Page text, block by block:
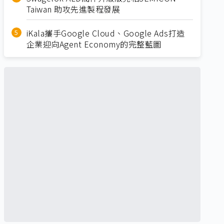
Taiwan 助攻先進製程發展
iKala攜手Google Cloud、Google Ads打造
企業迎向Agent Economy的完整藍圖